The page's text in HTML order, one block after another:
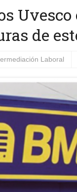
de
Laboral